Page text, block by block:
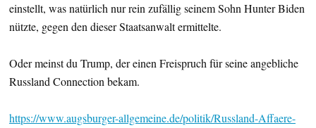
einstellt, was natürlich nur rein zufällig seinem Sohn Hunter Biden
nützte, gegen den dieser Staatsanwalt ermittelte.
Oder meinst du Trump, der einen Freispruch für seine angebliche
Russland Connection bekam.
https://www.augsburger-allgemeine.de/politik/Russland-Affaere-